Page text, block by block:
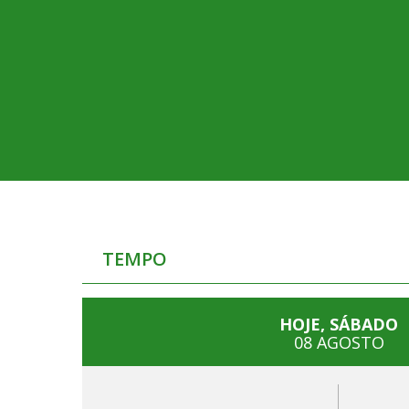
TEMPO
HOJE, SÁBADO
08 AGOSTO